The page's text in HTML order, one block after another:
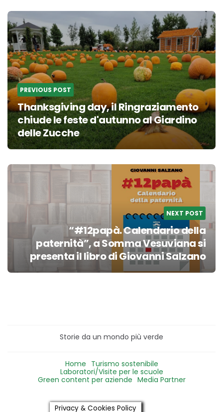
Post
navigation
PREVIOUS POST
Thanksgiving day, il Ringraziamento
chiude le feste d'autunno al Giardino
delle Zucche
NEXT POST
“#12papà. Calendario della
paternità”, a Somma Vesuviana si
presenta il libro di Giovanni Salzano
Storie da un mondo più verde
Home Turismo sostenibile
Laboratori/Visite per le scuole
Green content per aziende Media Partner
Privacy & Cookies Policy